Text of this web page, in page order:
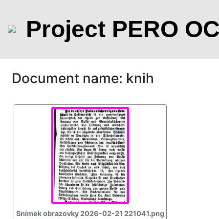
Project PERO
Document name: knih
Snímek obrazovky 2026-02-21 221041.png